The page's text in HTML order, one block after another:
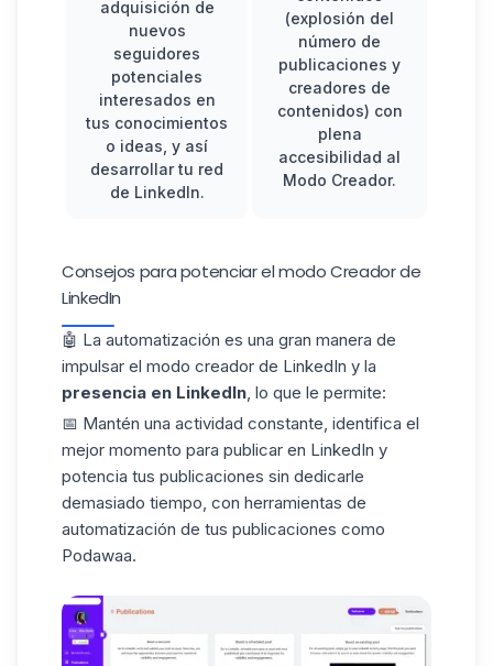
adquisición de
nuevos
seguidores
potenciales
interesados en
tus conocimientos
o ideas, y así
desarrollar tu red
de LinkedIn.
(explosión del
número de
publicaciones y
creadores de
contenidos) con
plena
accesibilidad al
Modo Creador.
Consejos para potenciar el modo Creador de
LinkedIn
🤖 La automatización es una gran manera de
impulsar el modo creador de LinkedIn y la
presencia en LinkedIn, lo que le permite:
📅 Mantén una actividad constante, identifica el
mejor momento para publicar en LinkedIn y
potencia tus publicaciones sin dedicarle
demasiado tiempo, con herramientas de
automatización de tus publicaciones como
Podawaa.